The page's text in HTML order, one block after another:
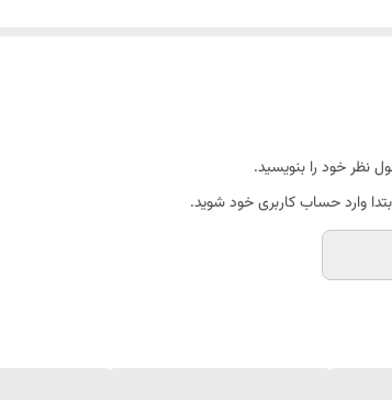
نظر خود را بنویسید.
وارد حساب کاربری خود شوید.